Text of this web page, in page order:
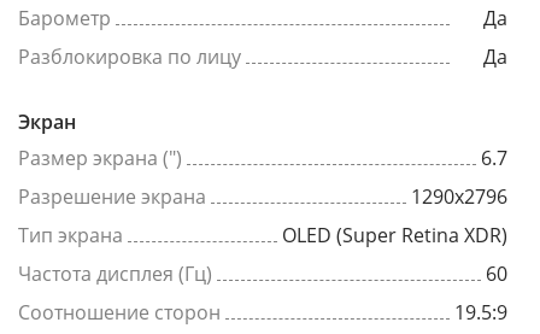
Барометр
Да
Разблокировка по лицу
Да
Экран
Размер экрана (")
6.7
Разрешение экрана
1290x2796
Тип экрана
OLED (Super Retina XDR)
Частота дисплея (Гц)
60
Соотношение сторон
19.5:9